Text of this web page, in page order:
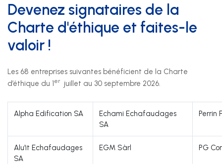
Devenez signataires de la
Charte d'éthique et faites-le
valoir !
Les 68 entreprises suivantes bénéficient de la Charte
d’éthique du 1er juillet au 30 septembre 2026.
Alpha Edification SA
Echami Echafaudages
SA
Perrin
Alu'it Echafaudages
SA
EGM Sàrl PG